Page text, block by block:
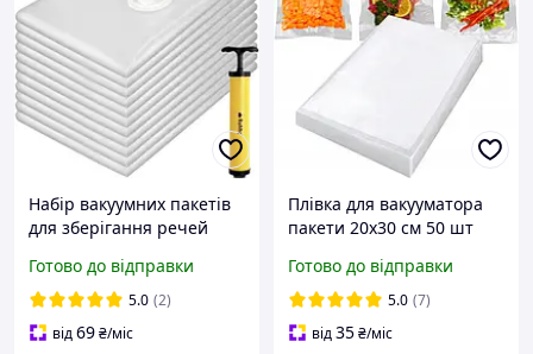
Набір вакуумних пакетів
для зберігання речей
х 70 см. (21946)
Готово до відправки
5.0 (2)
від69₴/міс
Плівка для вакууматора
пакети 20x30 см 50 шт
Готово до відправки
5.0 (7)
від35₴/міс